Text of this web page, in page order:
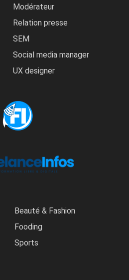
Modérateur
Relation presse
SEM
Social media manager
UX designer
Beauté & Fashion
Fooding
Sports